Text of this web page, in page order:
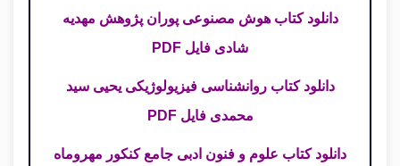
دانلود کتاب هوش مصنوعی پوران پژوهش مهدیه
شادی فایل PDF
دانلود کتاب روانشناسی فیزیولوژیکی یحیی سید
محمدی فایل PDF
دانلود کتاب علوم و فنون ادبی جامع کنکور مهروماه